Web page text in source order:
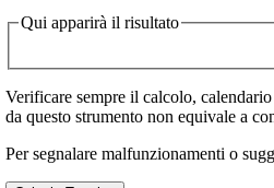
Qui apparirà il risultato
Verificare sempre il calcolo,
da questo strumento non equivale a
Per segnalare malfunzionamenti o